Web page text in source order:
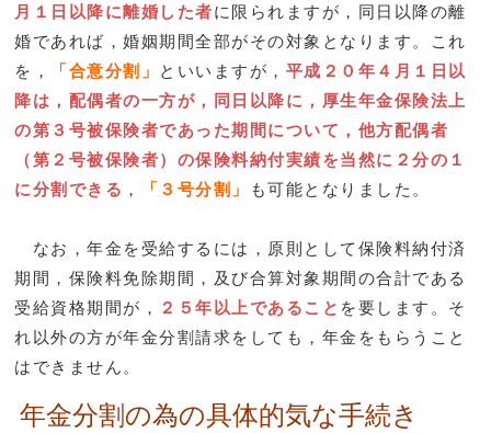
月１日以降に離婚した者に限られますが，同日以降の離
婚であれば，婚姻期間全部がその対象となります。これ
を，
「合意分割」 といいますが， 平成２０年４月１日以
降は，配偶者の一方が，同日以降に，厚生年金保険法上
の第３号被保険者であった期間について，他方配偶者
（第２号被保険者）の保険料納付実績を当然に２分の１
に分割できる ， 「３号分割」 も可能となりました。
なお，年金を受給するには，原則として保険料納付済
期間，保険料免除期間，及び合算対象期間の合計である
受給資格期間が，
２５年以上であること を要します。そ
れ以外の方が年金分割請求をしても，年金をもらうこと
はできません。
年金分割の為の具体的気な手続き